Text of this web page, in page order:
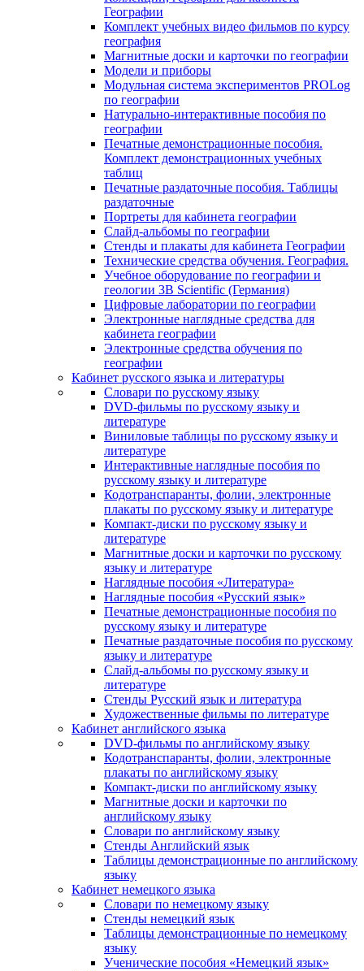
Географии
Комплект учебных видео фильмов по курсу
география
Магнитные доски и карточки по географии
Модели и приборы
Модульная система экспериментов PROLog
по географии
Натурально-интерактивные пособия по
географии
Печатные демонстрационные пособия.
Комплект демонстрационных учебных
таблиц
Печатные раздаточные пособия. Таблицы
раздаточные
Портреты для кабинета географии
Слайд-альбомы по географии
Стенды и плакаты для кабинета Географии
Технические средства обучения. География.
Учебное оборудование по географии и
геологии 3B Scientific (Германия)
Цифровые лаборатории по географии
Электронные наглядные средства для
кабинета географии
Электронные средства обучения по
географии
Кабинет русского языка и литературы
Cловари по русскому языку
DVD-фильмы по русскому языку и
литературе
Виниловые таблицы по русскому языку и
литературе
Интерактивные наглядные пособия по
русскому языку и литературе
Кодотранспаранты, фолии, электронные
плакаты по русскому языку и литературе
Компакт-диски по русскому языку и
литературе
Магнитные доски и карточки по русскому
языку и литературе
Наглядные пособия «Литература»
Наглядные пособия «Русский язык»
Печатные демонстрационные пособия по
русскому языку и литературе
Печатные раздаточные пособия по русскому
языку и литературе
Слайд-альбомы по русскому языку и
литературе
Стенды Русский язык и литература
Художественные фильмы по литературе
Кабинет английского языка
DVD-фильмы по английскому языку
Кодотранспаранты, фолии, электронные
плакаты по английскому языку
Компакт-диски по английскому языку
Магнитные доски и карточки по
английскому языку
Словари по английскому языку
Стенды Английский язык
Таблицы демонстрационные по английскому
языку
Кабинет немецкого языка
Словари по немецкому языку
Стенды немецкий язык
Таблицы демонстрационные по немецкому
языку
Ученические пособия «Немецкий язык»